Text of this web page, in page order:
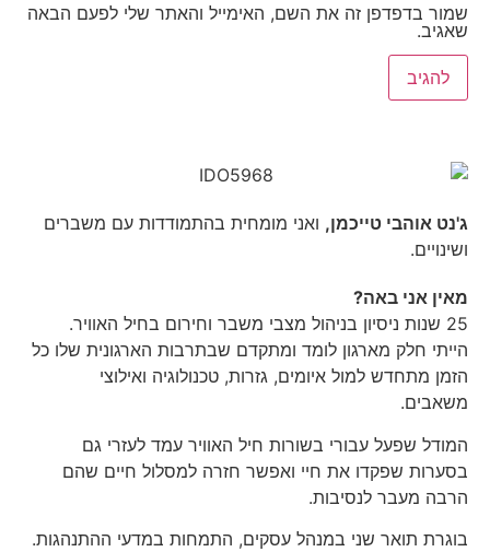
ג'נט אוהבי טייכמן, ואני מומחית בהתמודדות עם משברים
ושינויים.
מאין אני באה?
25 שנות ניסיון בניהול מצבי משבר וחירום בחיל האוויר.
הייתי חלק מארגון לומד ומתקדם שבתרבות הארגונית שלו כל
הזמן מתחדש למול איומים, גזרות, טכנולוגיה ואילוצי
משאבים.
המודל שפעל עבורי בשורות חיל האוויר עמד לעזרי גם
בסערות שפקדו את חיי ואפשר חזרה למסלול חיים שהם
הרבה מעבר לנסיבות.
בוגרת תואר שני במנהל עסקים, התמחות במדעי ההתנהגות.
שמור בדפדפן זה את השם, האימייל והאתר שלי לפעם הבאה
שאגיב.